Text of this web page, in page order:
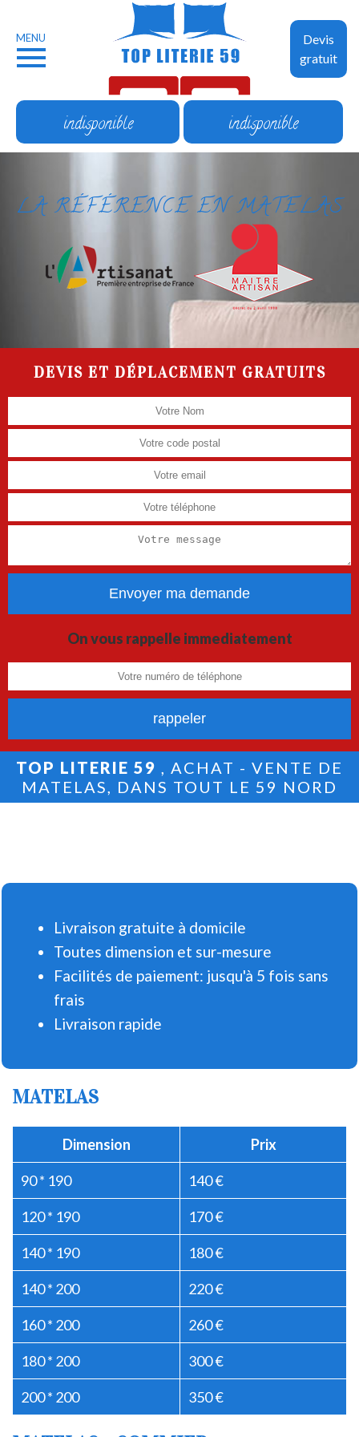
Devis
gratuit
MENU
indisponible indisponible
LA RÉFÉRENCE EN MATELAS
DEVIS ET DÉPLACEMENT GRATUITS
On vous rappelle immediatement
TOP LITERIE 59 , ACHAT - VENTE DE
MATELAS, DANS TOUT LE 59 NORD
Livraison gratuite à domicile
Toutes dimension et sur-mesure
Facilités de paiement: jusqu'à 5 fois sans
frais
Livraison rapide
MATELAS
Dimension Prix
90 * 190 140 €
120 * 190 170 €
140 * 190 180 €
140 * 200 220 €
160 * 200 260 €
180 * 200 300 €
200 * 200 350 €